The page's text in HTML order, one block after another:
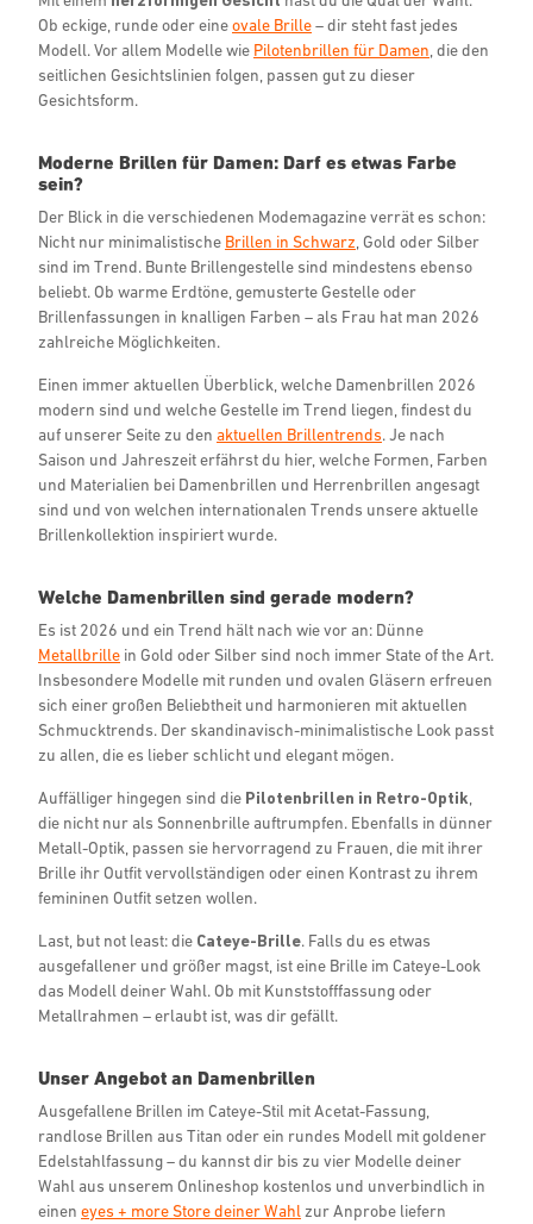
Ob eckige, runde oder eineovale Brille– dir steht fast jedes
Modell. Vor allem Modelle wie Pilotenbrillen für Damen , die den
seitlichen Gesichtslinien folgen, passen gut zu dieser
Gesichtsform.
Moderne Brillen für Damen: Darf es etwas Farbe
sein?
Der Blick in die verschiedenen Modemagazine verrät es schon:
Nicht nur minimalistische Brillen in Schwarz , Gold oder Silber
sind im Trend. Bunte Brillengestelle sind mindestens ebenso
beliebt. Ob warme Erdtöne, gemusterte Gestelle oder
Brillenfassungen in knalligen Farben – als Frau hat man 2026
zahlreiche Möglichkeiten.
Einen immer aktuellen Überblick, welche Damenbrillen 2026
modern sind und welche Gestelle im Trend liegen, findest du
auf unserer Seite zu den aktuellen Brillentrends. Je nach
Saison und Jahreszeit erfährst du hier, welche Formen, Farben
und Materialien bei Damenbrillen und Herrenbrillen angesagt
sind und von welchen internationalen Trends unsere aktuelle
Brillenkollektion inspiriert wurde.
Welche Damenbrillen sind gerade modern?
Es ist 2026 und ein Trend hält nach wie vor an: Dünne
Metallbrille in Gold oder Silber sind noch immer State of the Art.
Insbesondere Modelle mit runden und ovalen Gläsern erfreuen
sich einer großen Beliebtheit und harmonieren mit aktuellen
Schmucktrends. Der skandinavisch-minimalistische Look passt
zu allen, die es lieber schlicht und elegant mögen.
Auffälliger hingegen sind die Pilotenbrillen in Retro-Optik
die nicht nur als Sonnenbrille auftrumpfen. Ebenfalls in dünner
Metall-Optik, passen sie hervorragend zu Frauen, die mit ihrer
Brille ihr Outfit vervollständigen oder einen Kontrast zu ihrem
femininen Outfit setzen wollen.
Last, but not least: die Cateye-Brille. Falls du es etwas
ausgefallener und größer magst, ist eine Brille im Cateye-Look
das Modell deiner Wahl. Ob mit Kunststofffassung oder
Metallrahmen – erlaubt ist, was dir gefällt.
Unser Angebot an Damenbrillen
Ausgefallene Brillen im Cateye-Stil mit Acetat-Fassung,
randlose Brillen aus Titan oder ein rundes Modell mit goldener
Edelstahlfassung – du kannst dir bis zu vier Modelle deiner
Wahl aus unserem Onlineshop kostenlos und unverbindlich in
einen eyes + more Store deiner Wahl zur Anprobe liefern